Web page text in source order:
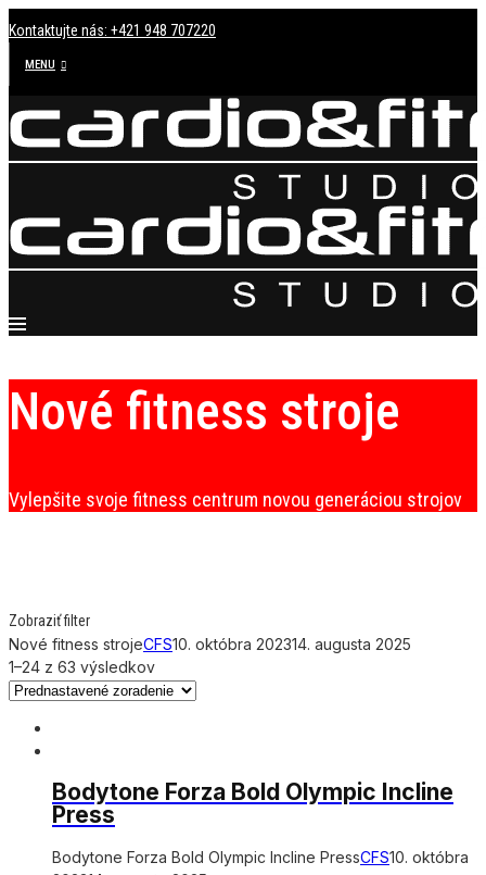
Kontaktujte nás: +421 948 707220
MENU
Nové fitness stroje
Vylepšite svoje fitness centrum novou generáciou strojov
Zobraziť filter
Nové fitness strojeCFS10. októbra 202314. augusta 2025
1–24 z 63 výsledkov
Bodytone Forza Bold Olympic Incline
Press
Bodytone Forza Bold Olympic Incline PressCFS10. októbra